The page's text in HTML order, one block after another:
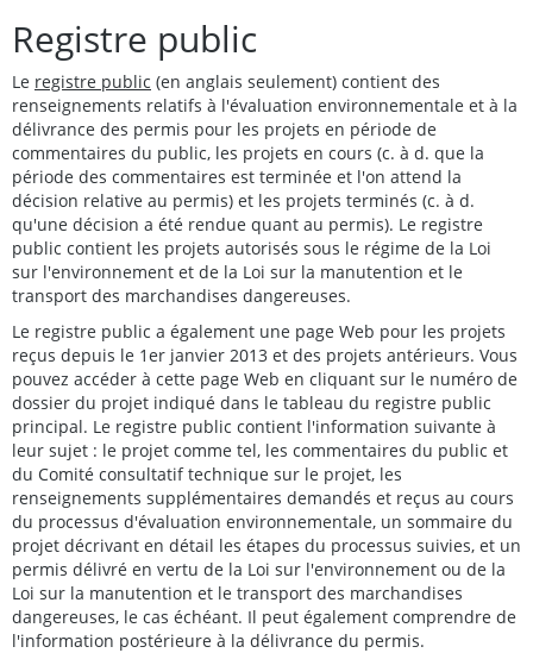
Registre public
Le registre public (en anglais seulement) contient des
renseignements relatifs à l'évaluation environnementale et à la
délivrance des permis pour les projets en période de
commentaires du public, les projets en cours (c. à d. que la
période des commentaires est terminée et l'on attend la
décision relative au permis) et les projets terminés (c. à d.
qu'une décision a été rendue quant au permis). Le registre
public contient les projets autorisés sous le régime de la Loi
sur l'environnement et de la Loi sur la manutention et le
transport des marchandises dangereuses.
Le registre public a également une page Web pour les projets
reçus depuis le 1er janvier 2013 et des projets antérieurs. Vous
pouvez accéder à cette page Web en cliquant sur le numéro de
dossier du projet indiqué dans le tableau du registre public
principal. Le registre public contient l'information suivante à
leur sujet : le projet comme tel, les commentaires du public et
du Comité consultatif technique sur le projet, les
renseignements supplémentaires demandés et reçus au cours
du processus d'évaluation environnementale, un sommaire du
projet décrivant en détail les étapes du processus suivies, et un
permis délivré en vertu de la Loi sur l'environnement ou de la
Loi sur la manutention et le transport des marchandises
dangereuses, le cas échéant. Il peut également comprendre de
l'information postérieure à la délivrance du permis.